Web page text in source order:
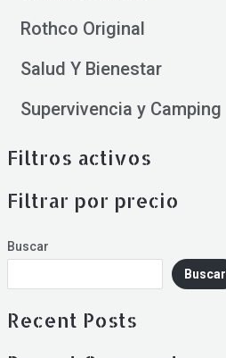
Rothco Original
Salud Y Bienestar
Supervivencia y Camping
Filtros activos
Filtrar por precio
Buscar
Buscar
Recent Posts